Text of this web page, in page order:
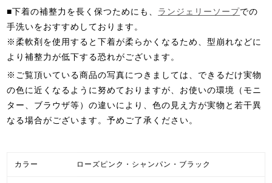
■下着の補整力を長く保つためにも、 ランジェリーソープでの
手洗いをおすすめしております。
※柔軟剤を使用すると下着が柔らかくなるため、型崩れなどに
より補整力が低下する恐れがございます。
※ご覧頂いている商品の写真につきましては、できるだけ実物
の色に近くなるように努めておりますが、お使いの環境（モニ
ター、ブラウザ等）の違いにより、色の見え方が実物と若干異
なる場合がございます。予めご了承ください。
カラー ローズピンク・シャンパン・ブラック